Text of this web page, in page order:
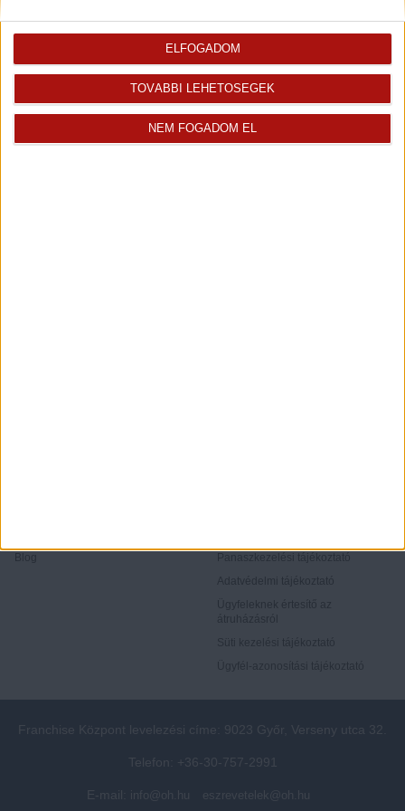
TOVÁBBI LEHETŐSÉGEK
NEM FOGADOM EL
ELFOGADOM
szobák: 2
Kormos-Jandrasics Fanny további ingatlanjai
Blog
Panaszkezelési tájékoztató
Adatvédelmi tájékoztató
Ügyfeleknek értesítő az
átruházásról
Franchise Központ levelezési címe: 9023 Győr, Verseny utca 32.
Telefon: +36-30-757-2991
E-mail: info@oh.hu eszrevetelek@oh.hu